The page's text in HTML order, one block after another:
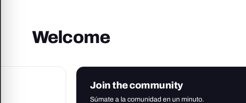
Welcome
Join thecommunity
Súmate a la comunidad en un minuto.